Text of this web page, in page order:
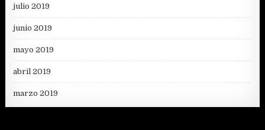
julio 2019
junio 2019
mayo 2019
abril 2019
marzo 2019